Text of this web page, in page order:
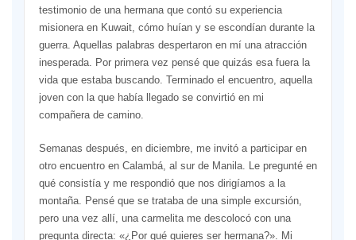
testimonio de una hermana que contó su experiencia
misionera en Kuwait, cómo huían y se escondían durante la
guerra. Aquellas palabras despertaron en mí una atracción
inesperada. Por primera vez pensé que quizás esa fuera la
vida que estaba buscando. Terminado el encuentro, aquella
joven con la que había llegado se convirtió en mi
compañera de camino.
Semanas después, en diciembre, me invitó a participar en
otro encuentro en Calambá, al sur de Manila. Le pregunté en
qué consistía y me respondió que nos dirigíamos a la
montaña. Pensé que se trataba de una simple excursión,
pero una vez allí, una carmelita me descolocó con una
pregunta directa: «¿Por qué quieres ser hermana?». Mi